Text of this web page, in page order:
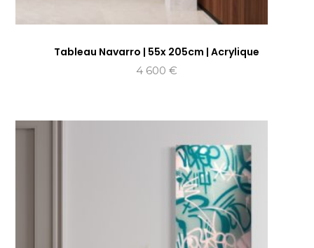
Tableau Navarro | 55x 205cm | Acrylique
4 600 €